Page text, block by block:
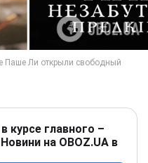
курсе главного –
на OBOZ.UA в